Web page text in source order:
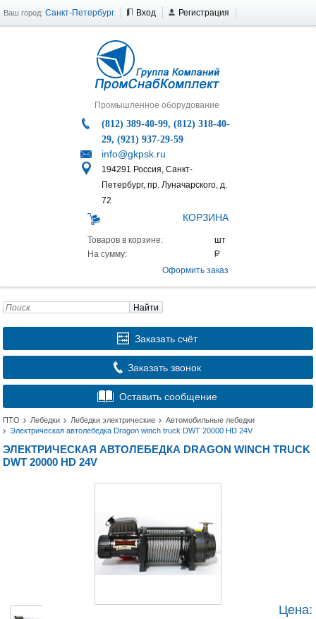
Ваш город: Санкт-Петербург Вход Регистрация
Промышленное оборудование
(812) 389-40-99, (812) 318-40-
29, (921) 937-29-59
info@gkpsk.ru
194291 Россия, Санкт-
Петербург, пр. Луначарского, д.
72
КОРЗИНА
Товаров в корзине:
На сумму:
Оформить заказ
Найти
Заказать счёт
Заказать звонок
Оставить сообщение
ПТО Лебедки Лебедки электрические
Автомобильные лебедки
Электрическая автолебедка Dragon winch truck DWT 20000 HD 24V
ЭЛЕКТРИЧЕСКАЯ АВТОЛЕБЕДКА DRAGON WINCH TRUCK
DWT 20000 HD 24V
Цена: